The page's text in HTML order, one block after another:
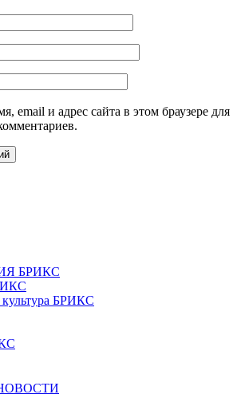
email и адрес сайта в этом браузере для
БРИКС
БРИКС